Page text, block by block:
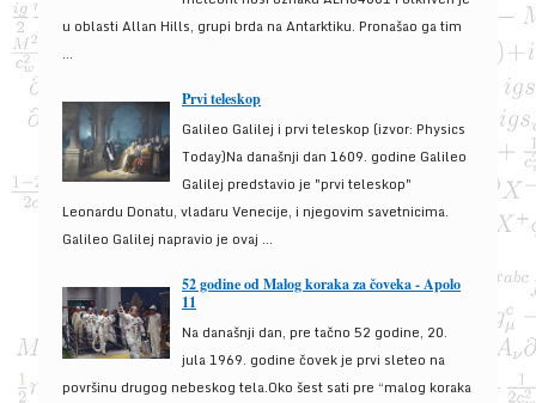
u oblasti Allan Hills, grupi brda na Antarktiku. Pronašao ga tim
...
Prvi teleskop
Galileo Galilej i prvi teleskop (izvor: Physics
Today)Na današnji dan 1609. godine Galileo
Galilej predstavio je "prvi teleskop"
Leonardu Donatu, vladaru Venecije, i njegovim savetnicima.
Galileo Galilej napravio je ovaj ...
52 godine od Malog koraka za čoveka - Apolo
11
Na današnji dan, pre tačno 52 godine, 20.
jula 1969. godine čovek je prvi sleteo na
površinu drugog nebeskog tela.Oko šest sati pre “malog koraka